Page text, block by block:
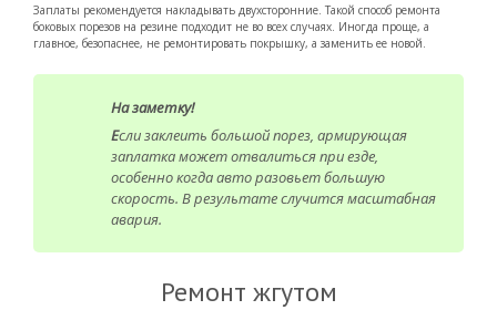
Заплаты рекомендуется накладывать двухсторонние. Такой способ ремонта
боковых порезов на резине подходит не во всех случаях. Иногда проще, а
главное, безопаснее, не ремонтировать покрышку, а заменить ее новой.
На заметку!
Если заклеить большой порез, армирующая
заплатка может отвалиться при езде,
особенно когда авто разовьет большую
скорость. В результате случится масштабная
авария.
Ремонт жгутом